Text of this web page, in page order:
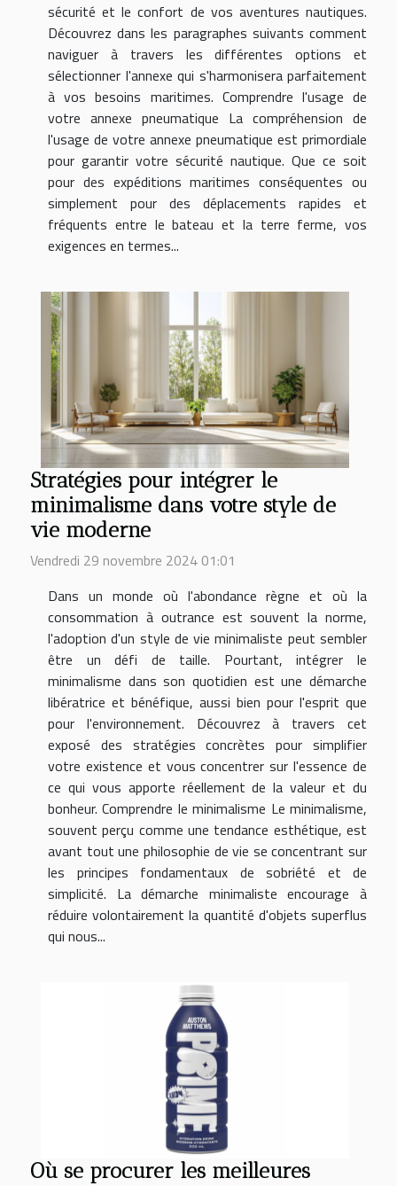
sécurité et le confort de vos aventures nautiques.
Découvrez dans les paragraphes suivants comment
naviguer à travers les différentes options et
sélectionner l'annexe qui s'harmonisera parfaitement
à vos besoins maritimes. Comprendre l'usage de
votre annexe pneumatique La compréhension de
l'usage de votre annexe pneumatique est primordiale
pour garantir votre sécurité nautique. Que ce soit
pour des expéditions maritimes conséquentes ou
simplement pour des déplacements rapides et
fréquents entre le bateau et la terre ferme, vos
exigences en termes...
Stratégies pour intégrer le
minimalisme dans votre style de
vie moderne
Vendredi 29 novembre 2024 01:01
Dans un monde où l'abondance règne et où la
consommation à outrance est souvent la norme,
l'adoption d'un style de vie minimaliste peut sembler
être un défi de taille. Pourtant, intégrer le
minimalisme dans son quotidien est une démarche
libératrice et bénéfique, aussi bien pour l'esprit que
pour l'environnement. Découvrez à travers cet
exposé des stratégies concrètes pour simplifier
votre existence et vous concentrer sur l'essence de
ce qui vous apporte réellement de la valeur et du
bonheur. Comprendre le minimalisme Le minimalisme,
souvent perçu comme une tendance esthétique, est
avant tout une philosophie de vie se concentrant sur
les principes fondamentaux de sobriété et de
simplicité. La démarche minimaliste encourage à
réduire volontairement la quantité d'objets superflus
qui nous...
Où se procurer les meilleures